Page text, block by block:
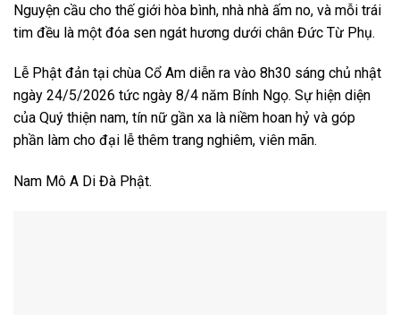
Nguyện cầu cho thế giới hòa bình, nhà nhà ấm no, và mỗi trái
tim đều là một đóa sen ngát hương dưới chân Đức Từ Phụ.
Lễ Phật đản tại chùa Cổ Am diễn ra vào 8h30 sáng chủ nhật
ngày 24/5/2026 tức ngày 8/4 năm Bính Ngọ. Sự hiện diện
của Quý thiện nam, tín nữ gần xa là niềm hoan hỷ và góp
phần làm cho đại lễ thêm trang nghiêm, viên mãn.
Nam Mô A Di Đà Phật.